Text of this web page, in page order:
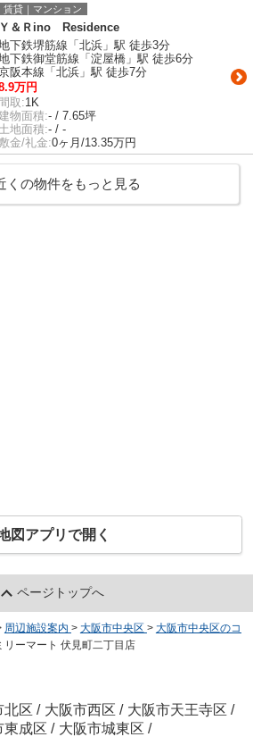
賃貸｜マンション
Ｙ＆Ｒino Residence
下鉄堺筋線「北浜」駅 徒歩3分
下鉄御堂筋線「淀屋橋」駅 徒歩6分
阪本線「北浜」駅 徒歩7分
万円
間取:1K
建物面積:- / 7.65坪
土地面積:- / -
敷金/礼金:0ヶ月/13.35万円
くの物件をもっと見る
図アプリで開く
ページトップへ
周辺施設案内 > 大阪市中央区 > 大阪市中央区のコ
リーマート 伏見町二丁目店
北区 / 大阪市西区 / 大阪市天王寺区 /
東成区 / 大阪市城東区 /